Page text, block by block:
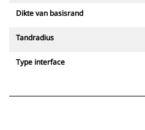
Dikte van basisrand
Tandradius
Type interface